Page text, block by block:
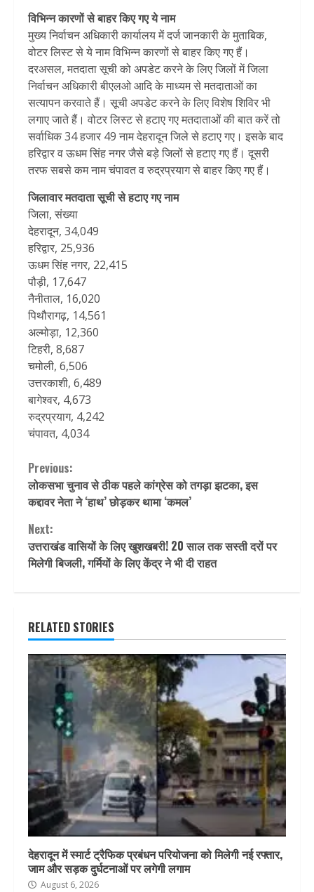
विभिन्न कारणों से बाहर किए गए ये नाम
मुख्य निर्वाचन अधिकारी कार्यालय में दर्ज जानकारी के मुताबिक,
वोटर लिस्ट से ये नाम विभिन्न कारणों से बाहर किए गए हैं।
दरअसल, मतदाता सूची को अपडेट करने के लिए जिलों में जिला
निर्वाचन अधिकारी बीएलओ आदि के माध्यम से मतदाताओं का
सत्यापन करवाते हैं। सूची अपडेट करने के लिए विशेष शिविर भी
लगाए जाते हैं। वोटर लिस्ट से हटाए गए मतदाताओं की बात करें तो
सर्वाधिक 34 हजार 49 नाम देहरादून जिले से हटाए गए। इसके बाद
हरिद्वार व ऊधम सिंह नगर जैसे बड़े जिलों से हटाए गए हैं। दूसरी
तरफ सबसे कम नाम चंपावत व रुद्रप्रयाग से बाहर किए गए हैं।
जिलावार मतदाता सूची से हटाए गए नाम
जिला, संख्या
देहरादून, 34,049
हरिद्वार, 25,936
ऊधम सिंह नगर, 22,415
पौड़ी, 17,647
नैनीताल, 16,020
पिथौरागढ़, 14,561
अल्मोड़ा, 12,360
टिहरी, 8,687
चमोली, 6,506
उत्तरकाशी, 6,489
बागेश्वर, 4,673
रुद्रप्रयाग, 4,242
चंपावत, 4,034
Continue
Reading
Previous:
लोकसभा चुनाव से ठीक पहले कांग्रेस को तगड़ा झटका, इस
कद्दावर नेता ने ‘हाथ’ छोड़कर थामा ‘कमल’
Next:
उत्तराखंड वासियों के लिए खुशखबरी! 20 साल तक सस्ती दरों पर
मिलेगी बिजली, गर्मियों के लिए केंद्र ने भी दी राहत
RELATED STORIES
देहरादून में स्मार्ट ट्रैफिक प्रबंधन परियोजना को मिलेगी नई रफ्तार,
जाम और सड़क दुर्घटनाओं पर लगेगी लगाम
August 6, 2026